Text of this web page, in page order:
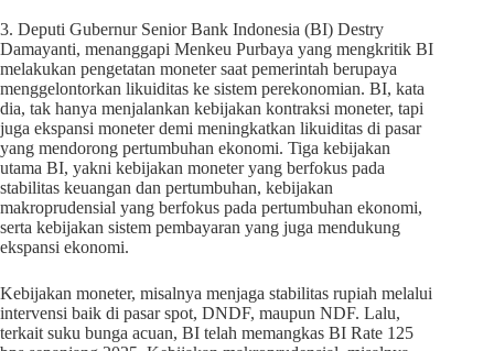
3. Deputi Gubernur Senior Bank Indonesia (BI) Destry
Damayanti, menanggapi Menkeu Purbaya yang mengkritik BI
melakukan pengetatan moneter saat pemerintah berupaya
menggelontorkan likuiditas ke sistem perekonomian. BI, kata
dia, tak hanya menjalankan kebijakan kontraksi moneter, tapi
juga ekspansi moneter demi meningkatkan likuiditas di pasar
yang mendorong pertumbuhan ekonomi. Tiga kebijakan
utama BI, yakni kebijakan moneter yang berfokus pada
stabilitas keuangan dan pertumbuhan, kebijakan
makroprudensial yang berfokus pada pertumbuhan ekonomi,
serta kebijakan sistem pembayaran yang juga mendukung
ekspansi ekonomi.
Kebijakan moneter, misalnya menjaga stabilitas rupiah melalui
intervensi baik di pasar spot, DNDF, maupun NDF. Lalu,
terkait suku bunga acuan, BI telah memangkas BI Rate 125